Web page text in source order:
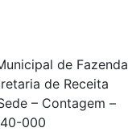
de Fazenda
de Receita
– Contagem –
000